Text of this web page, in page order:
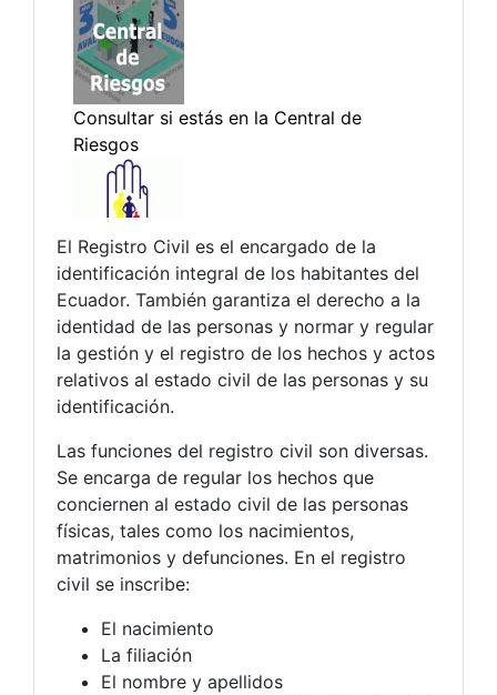
El Registro Civil es el encargado de la
identificación integral de los habitantes del
Ecuador. También garantiza el derecho a la
identidad de las personas y normar y regular
la gestión y el registro de los hechos y actos
relativos al estado civil de las personas y su
identificación.
Las funciones del registro civil son diversas.
Se encarga de regular los hechos que
conciernen al estado civil de las personas
físicas, tales como los nacimientos,
matrimonios y defunciones. En el registro
civil se inscribe:
El nacimiento
La filiación
El nombre y apellidos